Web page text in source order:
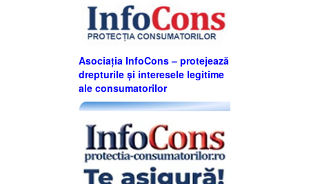
Asociația InfoCons – protejează
drepturile și interesele legitime
ale consumatorilor